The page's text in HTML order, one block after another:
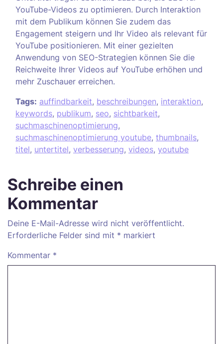
YouTube-Videos zu optimieren. Durch Interaktion
mit dem Publikum können Sie zudem das
Engagement steigern und Ihr Video als relevant für
YouTube positionieren. Mit einer gezielten
Anwendung von SEO-Strategien können Sie die
Reichweite Ihrer Videos auf YouTube erhöhen und
mehr Zuschauer erreichen.
Tags: auffindbarkeit, beschreibungen, interaktion,
keywords, publikum, seo, sichtbarkeit,
suchmaschinenoptimierung,
suchmaschinenoptimierung youtube, thumbnails,
titel, untertitel, verbesserung, videos, youtube
Schreibe einen
Kommentar
Deine E-Mail-Adresse wird nicht veröffentlicht.
Erforderliche Felder sind mit * markiert
Kommentar *